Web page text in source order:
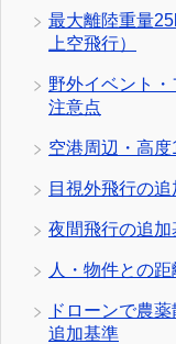
最大離陸重量
上空飛行）
野外イベント
注意点
空港周辺・高
目視外飛行の
夜間飛行の追加
人・物件との
ドローンで農
追加基準